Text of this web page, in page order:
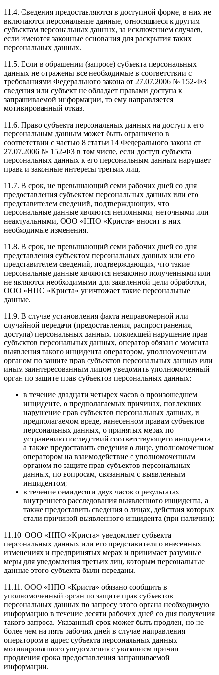
11.4. Сведения предоставляются в доступной форме, в них не
включаются персональные данные, относящиеся к другим
субъектам персональных данных, за исключением случаев,
если имеются законные основания для раскрытия таких
персональных данных.
11.5. Если в обращении (запросе) субъекта персональных
данных не отражены все необходимые в соответствии с
требованиями Федерального закона от 27.07.2006 № 152-ФЗ
сведения или субъект не обладает правами доступа к
запрашиваемой информации, то ему направляется
мотивированный отказ.
11.6. Право субъекта персональных данных на доступ к его
персональным данным может быть ограничено в
соответствии с частью 8 статьи 14 Федерального закона от
27.07.2006 № 152-ФЗ в том числе, если доступ субъекта
персональных данных к его персональным данным нарушает
права и законные интересы третьих лиц.
11.7. В срок, не превышающий семи рабочих дней со дня
предоставления субъектом персональных данных или его
представителем сведений, подтверждающих, что
персональные данные являются неполными, неточными или
неактуальными, ООО «НПО «Криста» вносит в них
необходимые изменения.
11.8. В срок, не превышающий семи рабочих дней со дня
представления субъектом персональных данных или его
представителем сведений, подтверждающих, что такие
персональные данные являются незаконно полученными или
не являются необходимыми для заявленной цели обработки,
ООО «НПО «Криста» уничтожает такие персональные
данные.
11.9. В случае установления факта неправомерной или
случайной передачи (предоставления, распространения,
доступа) персональных данных, повлекшей нарушение прав
субъектов персональных данных, оператор обязан с момента
выявления такого инцидента оператором, уполномоченным
органом по защите прав субъектов персональных данных или
иным заинтересованным лицом уведомить уполномоченный
орган по защите прав субъектов персональных данных:
в течение двадцати четырех часов о произошедшем
инциденте, о предполагаемых причинах, повлекших
нарушение прав субъектов персональных данных, и
предполагаемом вреде, нанесенном правам субъектов
персональных данных, о принятых мерах по
устранению последствий соответствующего инцидента,
а также предоставить сведения о лице, уполномоченном
оператором на взаимодействие с уполномоченным
органом по защите прав субъектов персональных
данных, по вопросам, связанным с выявленным
инцидентом;
в течение семидесяти двух часов о результатах
внутреннего расследования выявленного инцидента, а
также предоставить сведения о лицах, действия которых
стали причиной выявленного инцидента (при наличии);
11.10. ООО «НПО «Криста» уведомляет субъекта
персональных данных или его представителя о внесенных
изменениях и предпринятых мерах и принимает разумные
меры для уведомления третьих лиц, которым персональные
данные этого субъекта были переданы.
11.11. ООО «НПО «Криста» обязано сообщить в
уполномоченный орган по защите прав субъектов
персональных данных по запросу этого органа необходимую
информацию в течение десяти рабочих дней со дня получения
такого запроса. Указанный срок может быть продлен, но не
более чем на пять рабочих дней в случае направления
оператором в адрес субъекта персональных данных
мотивированного уведомления с указанием причин
продления срока предоставления запрашиваемой
информации.